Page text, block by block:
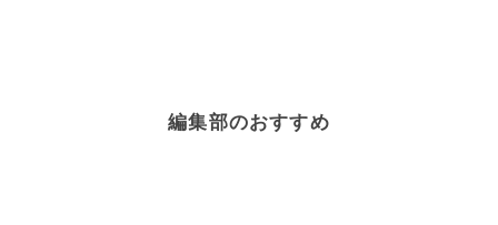
編集部のおすすめ